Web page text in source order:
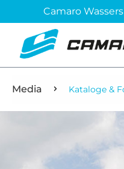
Camaro
Media Kataloge &